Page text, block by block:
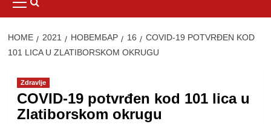
Menu
HOME 2021 НОВЕМБАР 16
COVID-19 POTVRĐEN KOD
101 LICA U ZLATIBORSKOM OKRUGU
Zdravlje
COVID-19 potvrđen kod 101 lica u
Zlatiborskom okrugu